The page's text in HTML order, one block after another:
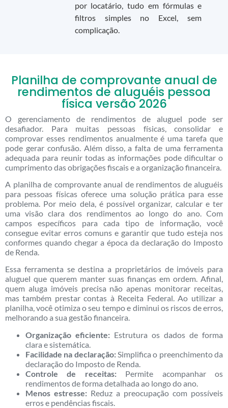
por locatário, tudo em fórmulas e
filtros simples no Excel, sem
complicação.
Planilha de comprovante anual de
rendimentos de aluguéis pessoa
física versão 2026
O gerenciamento de rendimentos de aluguel pode ser
desafiador. Para muitas pessoas físicas, consolidar e
comprovar esses rendimentos anualmente é uma tarefa que
pode gerar confusão. Além disso, a falta de uma ferramenta
adequada para reunir todas as informações pode dificultar o
cumprimento das obrigações fiscais e a organização financeira.
A planilha de comprovante anual de rendimentos de aluguéis
para pessoas físicas oferece uma solução prática para esse
problema. Por meio dela, é possível organizar, calcular e ter
uma visão clara dos rendimentos ao longo do ano. Com
campos específicos para cada tipo de informação, você
consegue evitar erros comuns e garantir que tudo esteja nos
conformes quando chegar a época da declaração do Imposto
de Renda.
Essa ferramenta se destina a proprietários de imóveis para
aluguel que querem manter suas finanças em ordem. Afinal,
quem aluga imóveis precisa não apenas monitorar receitas,
mas também prestar contas à Receita Federal. Ao utilizar a
planilha, você otimiza o seu tempo e diminui os riscos de erros,
melhorando a sua gestão financeira.
Organização eficiente: Estrutura os dados de forma
clara e sistemática.
Facilidade na declaração:Simplifica o preenchimento da
declaração do Imposto de Renda.
Controle de receitas:Permite acompanhar os
rendimentos de forma detalhada ao longo do ano.
Menos estresse: Reduz a preocupação com possíveis
erros e pendências fiscais.